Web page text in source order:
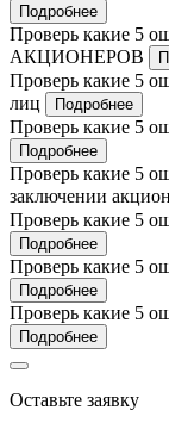
Подробнее
Проверь какие 5
АКЦИОНЕРОВ
Проверь какие 5
лиц
Подробнее
Проверь какие 5
Подробнее
Проверь какие 5
заключении
Проверь какие 5
Подробнее
Проверь какие 5
Подробнее
Проверь какие 5
Подробнее
Оставьте заявку